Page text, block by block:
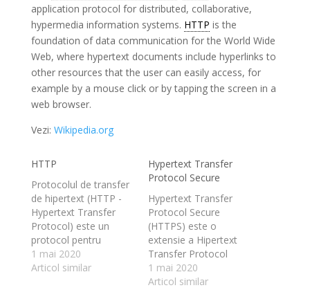
application protocol for distributed, collaborative,
hypermedia information systems. HTTP is the
foundation of data communication for the World Wide
Web, where hypertext documents include hyperlinks to
other resources that the user can easily access, for
example by a mouse click or by tapping the screen in a
web browser.
Vezi: Wikipedia.org
HTTP
Protocolul de transfer
de hipertext (HTTP -
Hypertext Transfer
Protocol) este un
protocol pentru
sistemele distribuite,
colaborative, de
1 mai 2020
Articol similar
Hypertext Transfer
Protocol Secure
Hypertext Transfer
Protocol Secure
(HTTPS) este o
extensie a Hipertext
Transfer Protocol
(HTTP). Este utilizat
pentru o comunicare
1 mai 2020
Articol similar